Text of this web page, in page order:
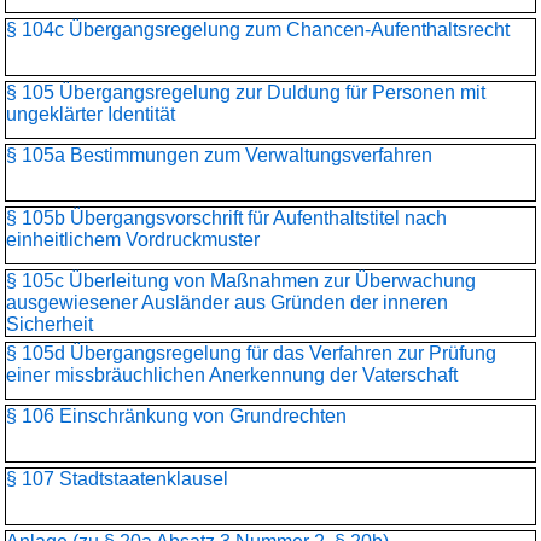
§ 104c Übergangsregelung zum Chancen-Aufenthaltsrecht
§ 105 Übergangsregelung zur Duldung für Personen mit
ungeklärter Identität
§ 105a Bestimmungen zum Verwaltungsverfahren
§ 105b Übergangsvorschrift für Aufenthaltstitel nach
einheitlichem Vordruckmuster
§ 105c Überleitung von Maßnahmen zur Überwachung
ausgewiesener Ausländer aus Gründen der inneren
Sicherheit
§ 105d Übergangsregelung für das Verfahren zur Prüfung
einer missbräuchlichen Anerkennung der Vaterschaft
§ 106 Einschränkung von Grundrechten
§ 107 Stadtstaatenklausel